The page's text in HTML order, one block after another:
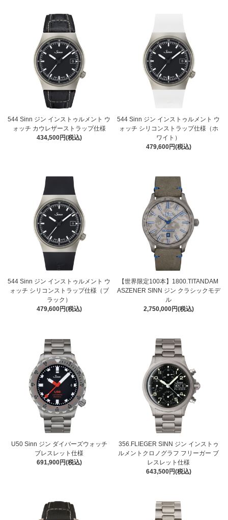
544 Sinn ジン インストゥルメント ウ
ォッチ カウレザーストラップ仕様
434,500円(税込)
544 Sinn ジン インストゥルメント ウ
ォッチ シリコンストラップ仕様（ホ
ワイト）
479,600円(税込)
544 Sinn ジン インストゥルメント ウ
ォッチ シリコンストラップ仕様（ブ
ラック）
479,600円(税込)
【世界限定100本】1800.TITANDAM
ASZENER SINN ジン クラシックモデ
ル
2,750,000円(税込)
U50 Sinn ジン ダイバーズウォッチ
ブレスレット仕様
691,900円(税込)
356.FLIEGER SINN ジン インストゥ
ルメントクロノグラフ フリーガー ブ
レスレット仕様
643,500円(税込)